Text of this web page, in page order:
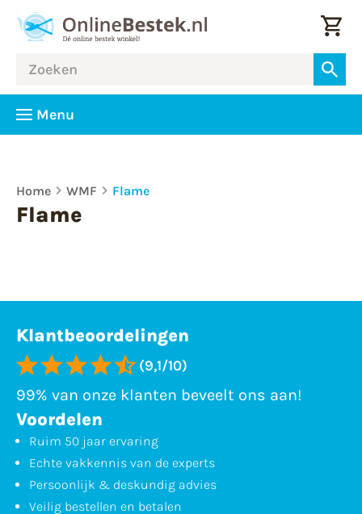
Menu
Home WMF Flame
Flame
Klantbeoordelingen
(9,1/10)
99% van onze klanten beveelt ons aan!
Voordelen
Ruim 50 jaar ervaring
Echte vakkennis van de experts
Persoonlijk & deskundig advies
Veilig bestellen en betalen